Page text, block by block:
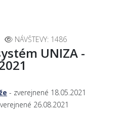
NÁVŠTEVY: 1486
UNIZA -
- zverejnené 18.05.2021
26.08.2021